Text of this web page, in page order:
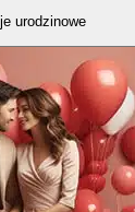
urodzinowe